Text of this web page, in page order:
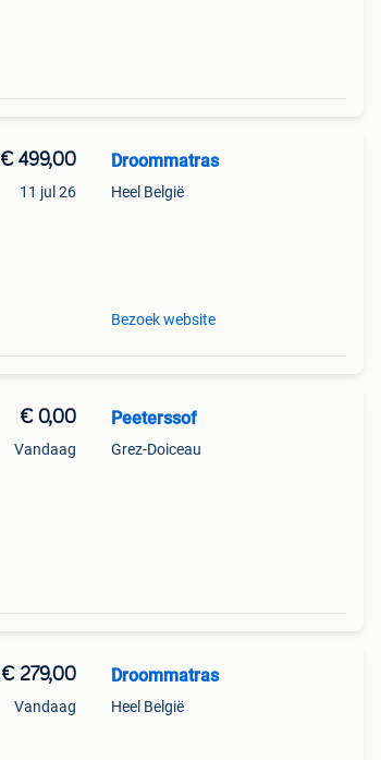
€ 499,00
11 jul 26
Droommatras
Heel België
Bezoek website
€ 0,00
Vandaag
Peeterssof
Grez-Doiceau
€ 279,00
Vandaag
Droommatras
Heel België